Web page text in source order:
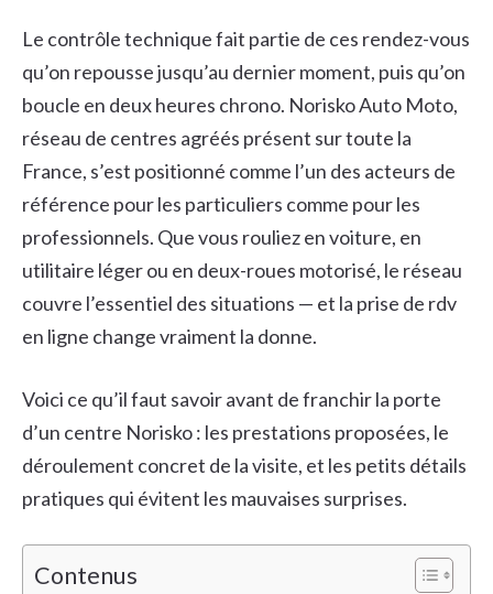
Le contrôle technique fait partie de ces rendez-vous
qu’on repousse jusqu’au dernier moment, puis qu’on
boucle en deux heures chrono. Norisko Auto Moto,
réseau de centres agréés présent sur toute la
France, s’est positionné comme l’un des acteurs de
référence pour les particuliers comme pour les
professionnels. Que vous rouliez en voiture, en
utilitaire léger ou en deux-roues motorisé, le réseau
couvre l’essentiel des situations — et la prise de rdv
en ligne change vraiment la donne.
Voici ce qu’il faut savoir avant de franchir la porte
d’un centre Norisko : les prestations proposées, le
déroulement concret de la visite, et les petits détails
pratiques qui évitent les mauvaises surprises.
Contenus